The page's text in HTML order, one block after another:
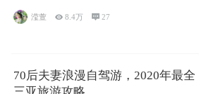
滢萱 8.4万 27
70后夫妻浪漫自驾游，2020年最全